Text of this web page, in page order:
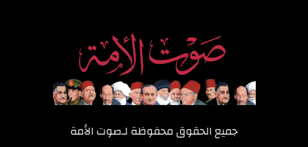
جميع الحقوق محفوظة لـصوت الأمة